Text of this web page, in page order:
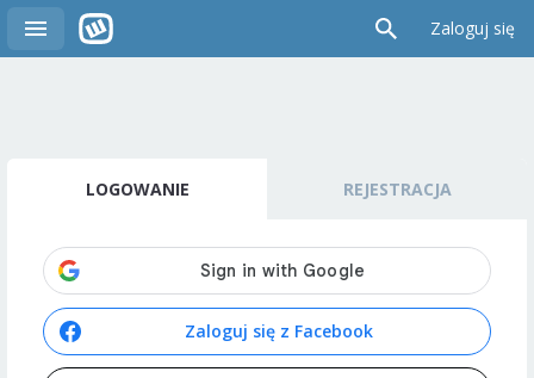
Zaloguj się
LOGOWANIE REJESTRACJA
Zaloguj się z Facebook